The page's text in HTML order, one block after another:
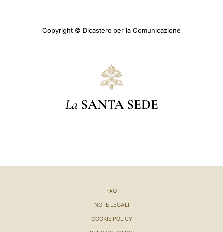
Copyright © Dicastero per la Comunicazione
La SANTA SEDE
FAQ
NOTE LEGALI
COOKIE POLICY